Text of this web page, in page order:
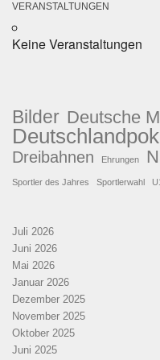
VERANSTALTUNGEN
Keine Veranstaltungen
Bilder Deutsche
Dreibahnen Ehrungen
Sportler des Jahres Sportlerwahl
Juli 2026
Juni 2026
Mai 2026
Januar 2026
Dezember 2025
November 2025
Oktober 2025
Juni 2025